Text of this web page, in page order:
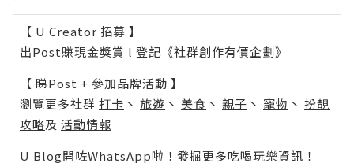
【 U Creator 招募 】
出Post賺現金獎賞 l 登記《社群創作有價企劃》
【 睇Post + 參加品牌活動 】
瀏覽更多社群 打卡 丶 旅遊 丶 美食 丶 親子 丶 寵物 丶 扮靚
攻略及 活動情報
U Blog開咗WhatsApp啦！發掘更多吃喝玩樂資訊！